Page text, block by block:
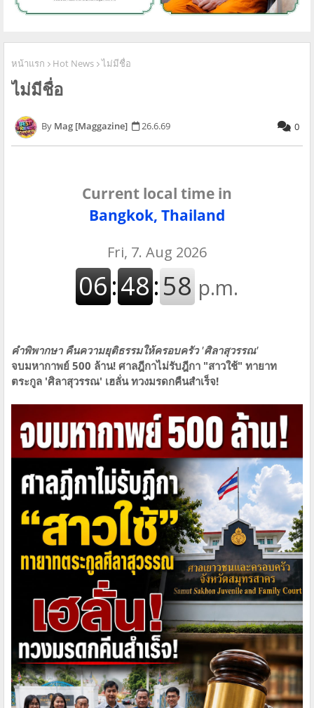
หน้าแรก Hot News ไม่มีชื่อ
ไม่มีชื่อ
Mag [Maggazine] 26.6.69 0
Current local time in
Bangkok, Thailand
คำพิพากษา คืนความยุติธรรมให้ครอบครัว 'ศิลาสุวรรณ'
จบมหากาพย์ 500 ล้าน! ศาลฎีกาไม่รับฎีกา "สาวใช้" ทายาท
ตระกูล 'ศิลาสุวรรณ' เฮลั่น ทวงมรดกคืนสำเร็จ!